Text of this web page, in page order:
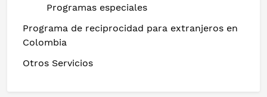
Programas especiales
Programa de reciprocidad para extranjeros en
Colombia
Otros Servicios